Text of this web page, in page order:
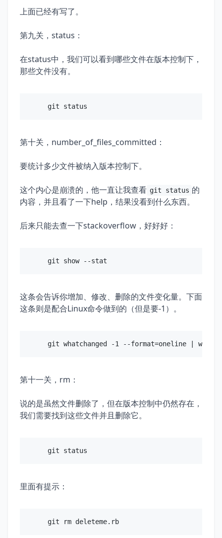
上面已经有写了。
第九关，status：
在status中，我们可以看到哪些文件在版本控制下，
那些文件没有。
第十关，number_of_files_committed：
要统计多少文件被纳入版本控制下。
这个内心是崩溃的，他一直让我查看 git status 的
内容，并且看了一下help，结果没看到什么东西。
后来只能去查一下stackoverflow，好好好：
这条会告诉你增加、修改、删除的文件变化量。下面
这条则是配合Linux命令做到的（但是要-1）。
第十一关，rm：
说的是虽然文件删除了，但在版本控制中仍然存在，
我们需要找到这些文件并且删除它。
里面有提示：